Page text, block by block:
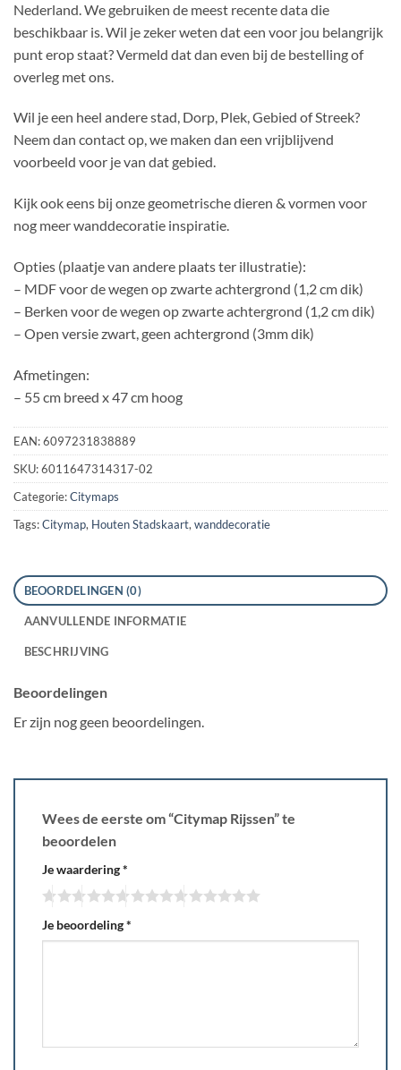
Nederland. We gebruiken de meest recente data die
beschikbaar is. Wil je zeker weten dat een voor jou belangrijk
punt erop staat? Vermeld dat dan even bij de bestelling of
overleg met ons.
Wil je een heel andere stad, Dorp, Plek, Gebied of Streek?
Neem dan contact op, we maken dan een vrijblijvend
voorbeeld voor je van dat gebied.
Kijk ook eens bij onze geometrische dieren & vormen voor
nog meer wanddecoratie inspiratie.
Opties (plaatje van andere plaats ter illustratie):
– MDF voor de wegen op zwarte achtergrond (1,2 cm dik)
– Berken voor de wegen op zwarte achtergrond (1,2 cm dik)
– Open versie zwart, geen achtergrond (3mm dik)
Afmetingen:
– 55 cm breed x 47 cm hoog
EAN:6097231838889
SKU:6011647314317-02
Categorie:Citymaps
Tags:Citymap, Houten Stadskaart, wanddecoratie
BEOORDELINGEN (0)
AANVULLENDE INFORMATIE
BESCHRIJVING
Beoordelingen
Er zijn nog geen beoordelingen.
Wees de eerste om “Citymap Rijssen” te
beoordelen
Je waardering*
Je beoordeling*